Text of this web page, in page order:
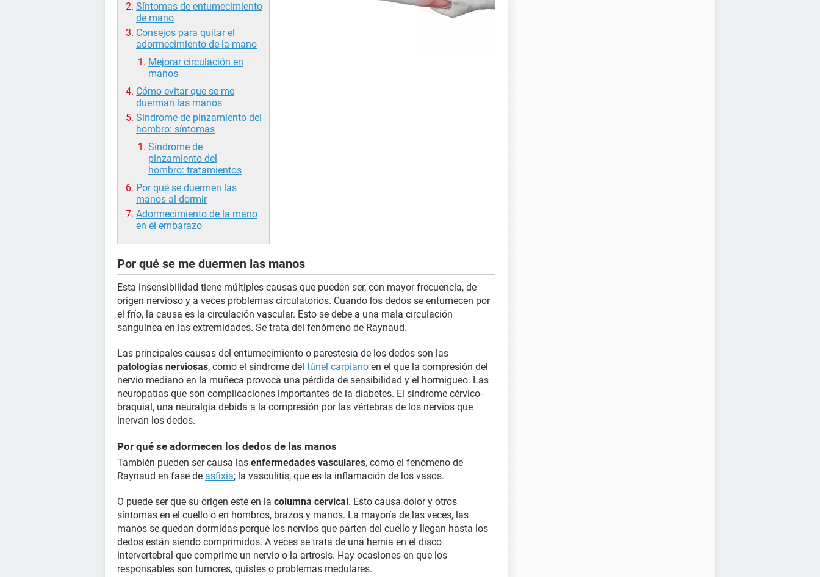
Síntomas de entumecimiento
de mano
Consejos para quitar el
adormecimiento de la mano
Mejorar circulación en
manos
Cómo evitar que se me
duerman las manos
Síndrome de pinzamiento del
hombro: síntomas
Síndrome de
pinzamiento del
hombro: tratamientos
Por qué se duermen las
manos al dormir
Adormecimiento de la mano
en el embarazo
Por qué se me duermen las manos
Esta insensibilidad tiene múltiples causas que pueden ser, con mayor frecuencia, de
origen nervioso y a veces problemas circulatorios. Cuando los dedos se entumecen por
el frío, la causa es la circulación vascular. Esto se debe a una mala circulación
sanguínea en las extremidades. Se trata del fenómeno de Raynaud.
Las principales causas del entumecimiento o parestesia de los dedos son las
patologías nerviosas, como el síndrome del túnel carpiano en el que la compresión del
nervio mediano en la muñeca provoca una pérdida de sensibilidad y el hormigueo. Las
neuropatías que son complicaciones importantes de la diabetes. El síndrome cérvico-
braquial, una neuralgia debida a la compresión por las vértebras de los nervios que
inervan los dedos.
Por qué se adormecen los dedos de las manos
También pueden ser causa las enfermedades vasculares, como el fenómeno de
Raynaud en fase de asfixia; la vasculitis, que es la inflamación de los vasos.
O puede ser que su origen esté en la columna cervical. Esto causa dolor y otros
síntomas en el cuello o en hombros, brazos y manos. La mayoría de las veces, las
manos se quedan dormidas porque los nervios que parten del cuello y llegan hasta los
dedos están siendo comprimidos. A veces se trata de una hernia en el disco
intervertebral que comprime un nervio o la artrosis. Hay ocasiones en que los
responsables son tumores, quistes o problemas medulares.